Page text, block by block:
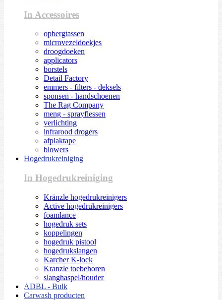
In Accessoires
opbergtassen
microvezeldoekjes
droogdoeken
applicators
borstels
Detail Factory
emmers - filters - deksels
sponsen - handschoenen
The Rag Company
meng - sprayflessen
verlichting
infrarood drogers
afplaktape
blowers
Hogedrukreiniging
In Hogedrukreiniging
Kränzle hogedrukreinigers
Active hogedrukreinigers
foamlance
hogedruk sets
koppelingen
hogedruk pistool
hogedrukslangen
Karcher K-lock
Kranzle toebehoren
slanghaspel/houder
ADBL - Bulk
Carwash producten